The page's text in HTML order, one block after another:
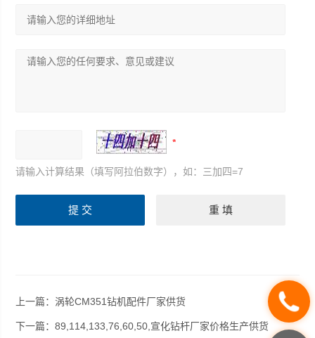
请输入计算结果（填写阿拉伯数字），如：三加四=7
上一篇： 涡轮CM351钻机配件厂家供货
下一篇：89,114,133,76,60,50,宣化钻杆厂家价格生产供货